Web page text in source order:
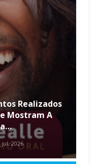
Realizados
Mostram A
jul, 2026